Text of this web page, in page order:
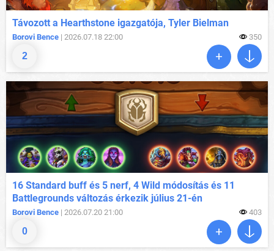
2
Távozott a Hearthstone igazgatója, Tyler Bielman
Borovi Bence | 2026.07.18 22:00 350
0
16 Standard buff és 5 nerf, 4 Wild módosítás és 11
Battlegrounds változás érkezik július 21-én
Borovi Bence | 2026.07.20 21:00 403